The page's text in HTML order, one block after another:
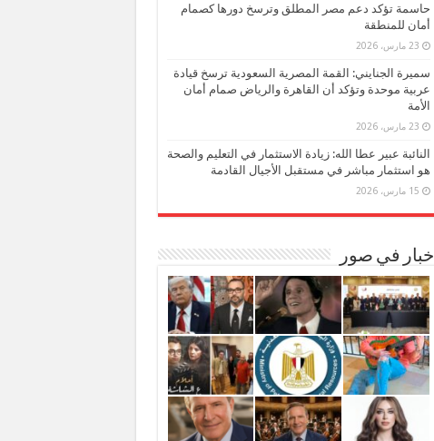
حاسمة تؤكد دعم مصر المطلق وترسخ دورها كصمام
أمان للمنطقة
23 مارس، 2026
سميرة الجنايني: القمة المصرية السعودية ترسخ قيادة
عربية موحدة وتؤكد أن القاهرة والرياض صمام أمان
الأمة
23 مارس، 2026
النائبة عبير عطا الله: زيادة الاستثمار في التعليم والصحة
هو استثمار مباشر في مستقبل الأجيال القادمة
15 مارس، 2026
اخبار في صور